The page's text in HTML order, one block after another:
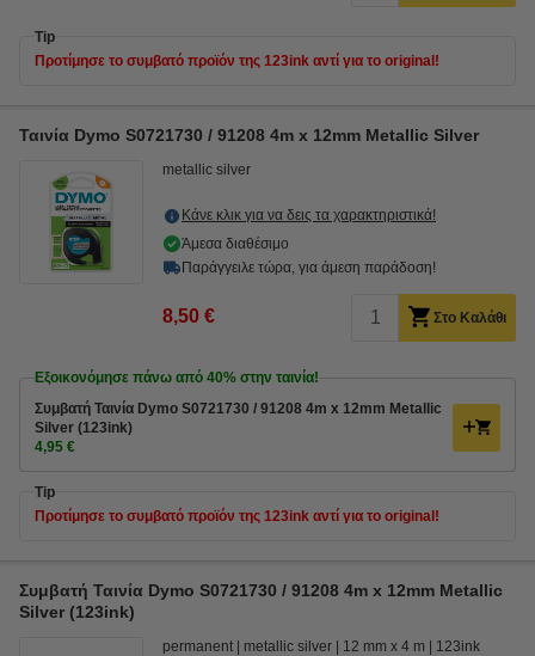
Tip
Προτίμησε το συμβατό προϊόν της 123ink αντί για το original!
Ταινία Dymo S0721730 / 91208 4m x 12mm Metallic Silver
metallic silver
Κάνε κλικ για να δεις τα χαρακτηριστικά!
Άμεσα διαθέσιμο
Παράγγειλε τώρα, για άμεση παράδοση!
8,50 € Στο Καλάθι
Εξοικονόμησε πάνω από 40% στην ταινία!
Συμβατή Ταινία Dymo S0721730 / 91208 4m x 12mm Metallic
Silver (123ink)
4,95 €
Tip
Προτίμησε το συμβατό προϊόν της 123ink αντί για το original!
Συμβατή Ταινία Dymo S0721730 / 91208 4m x 12mm Metallic
Silver (123ink)
permanent metallic silver 12 mm x 4 m 123ink